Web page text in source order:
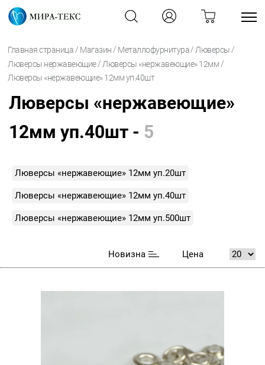
Главная страница / Магазин / Металлофурнитура / Люверсы /
Люверсы нержавеющие / Люверсы «нержавеющие» 12мм /
Люверсы «нержавеющие» 12мм уп.40шт
Люверсы «нержавеющие»
12мм уп.40шт - 5
Люверсы «нержавеющие» 12мм уп.20шт
Люверсы «нержавеющие» 12мм уп.40шт
Люверсы «нержавеющие» 12мм уп.500шт
Новизна Цена